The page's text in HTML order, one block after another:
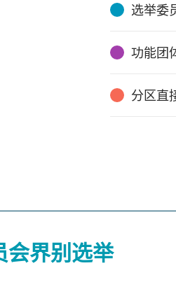
选举委
功能团
分区直
会界别选举